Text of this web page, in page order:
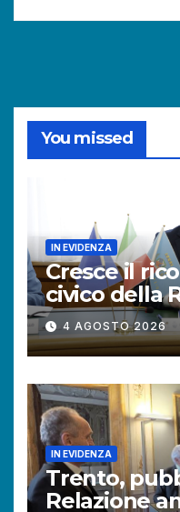
You missed
IN EVIDENZA
Cresce il
civico della
+121% di
2025.
4 AGOSTO 2026
IN EVIDENZA
Trento,
Relazione